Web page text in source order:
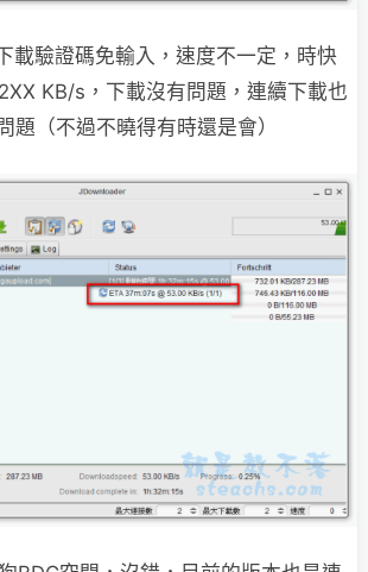
載驗證碼免輸入，速度不一定，時快
KB/s，下載沒有問題，連續下載也
題（不過不曉得有時還是會）